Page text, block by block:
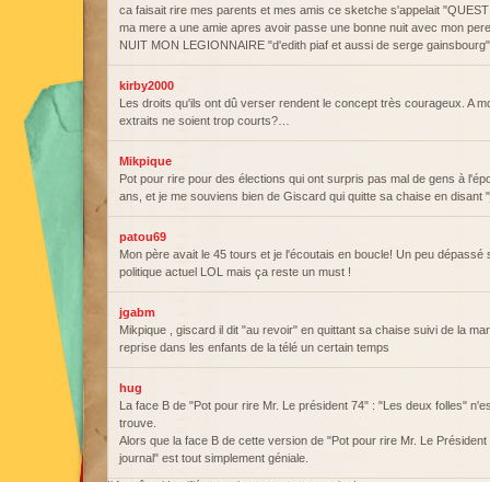
ca faisait rire mes parents et mes amis ce sketche s'appelait
ma mere a une amie apres avoir passe une bonne nuit avec mon
NUIT MON LEGIONNAIRE "d'edith piaf et aussi de serge
kirby2000
Les droits qu'ils ont dû verser rendent le concept très courageux. A
extraits ne soient trop courts?…
Mikpique
Pot pour rire pour des élections qui ont surpris pas mal de gens à
ans, et je me souviens bien de Giscard qui quitte sa chaise en disant
patou69
Mon père avait le 45 tours et je l'écoutais en boucle! Un peu dépassé
politique actuel LOL mais ça reste un must !
jgabm
Mikpique , giscard il dit "au revoir" en quittant sa chaise suivi de la
reprise dans les enfants de la télé un certain temps
hug
La face B de "Pot pour rire Mr. Le président 74" : "Les deux folles"
trouve.
Alors que la face B de cette version de "Pot pour rire Mr. Le
journal" est tout simplement géniale.